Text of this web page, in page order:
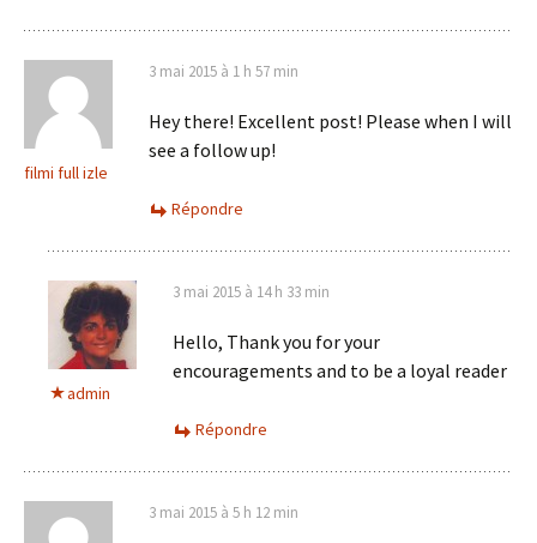
filmi full izle
3 mai 2015 à 1 h 57 min
Hey there! Excellent post! Please when I will
see a follow up!
Répondre
admin
3 mai 2015 à 14 h 33 min
Hello, Thank you for your
encouragements and to be a loyal reader
Répondre
3 mai 2015 à 5 h 12 min